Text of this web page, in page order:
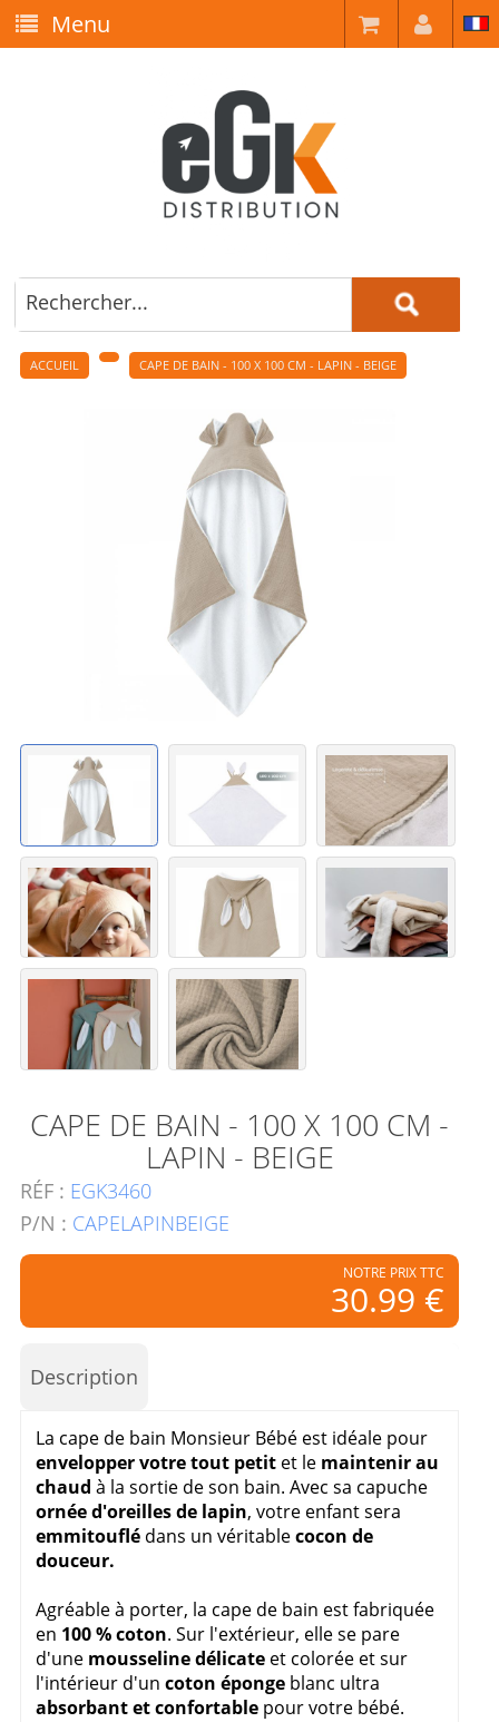
Menu
ACCUEIL CAPE DE BAIN - 100 X 100 CM - LAPIN - BEIGE
CAPE DE BAIN - 100 X 100 CM -
LAPIN - BEIGE
RÉF : EGK3460
P/N : CAPELAPINBEIGE
NOTRE PRIX TTC
30.99 €
Description
La cape de bain Monsieur Bébé est idéale pour
envelopper votre tout petit et le maintenir au
chaud à la sortie de son bain. Avec sa capuche
ornée d'oreilles de lapin, votre enfant sera
emmitouflé dans un véritablecocon de
douceur.
Agréable à porter, la cape de bain est fabriquée
en 100 % coton. Sur l'extérieur, elle se pare
d'une mousseline délicate et colorée et sur
l'intérieur d'uncoton éponge blanc ultra
absorbant et confortable pour votre bébé.